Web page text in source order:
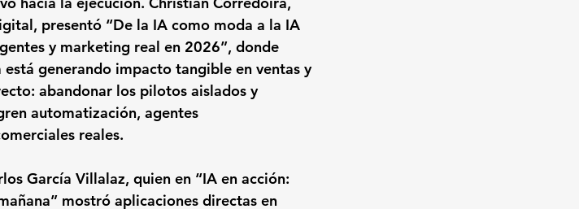
presentó “De la IA como moda a la IA
y marketing real en 2026”, donde
generando impacto tangible en ventas y
abandonar los pilotos aislados y
automatización, agentes
reales.
García Villalaz, quien en “IA en acción:
mostró aplicaciones directas en